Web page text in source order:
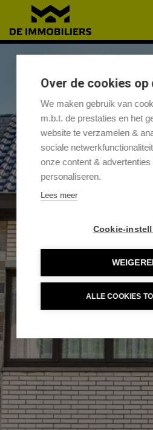
Menu overslaan en naar de inhoud
Over de cookies op
We maken gebruik van
m.b.t. de prestaties en het
website te verzamelen &
sociale
onze content &
personaliseren.
Lees meer
Cookie-
ALLE COOKIES